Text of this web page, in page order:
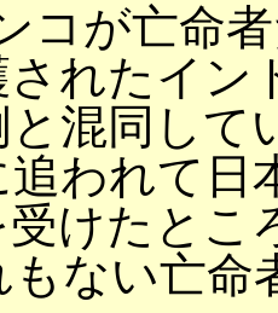
コが亡命
れたイン
と混同して
追われて
けたとこ
もない亡命